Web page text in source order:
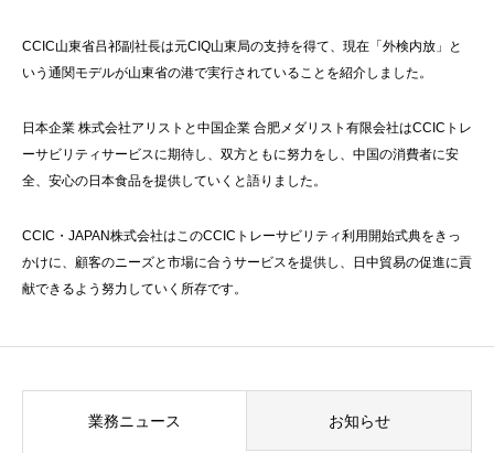
CCIC山東省吕祁副社長は元CIQ山東局の支持を得て、現在「外検内放」と
いう通関モデルが山東省の港で実行されていることを紹介しました。
日本企業 株式会社アリストと中国企業 合肥メダリスト有限会社はCCICトレ
ーサビリティサービスに期待し、双方ともに努力をし、中国の消費者に安
全、安心の日本食品を提供していくと語りました。
CCIC・JAPAN株式会社はこのCCICトレーサビリティ利用開始式典をきっ
かけに、顧客のニーズと市場に合うサービスを提供し、日中貿易の促進に貢
献できるよう努力していく所存です。
業務ニュース お知らせ